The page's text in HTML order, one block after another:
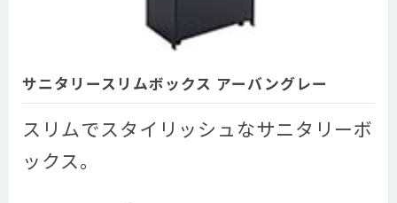
サニタリースリムボックス アーバングレー
スリムでスタイリッシュなサニタリーボ
ックス。